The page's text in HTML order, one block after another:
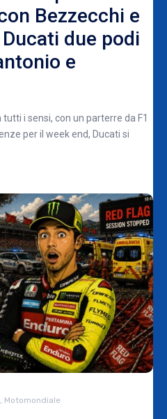
Bezzecchi e
due podi
e
i sensi, con un parterre da F1
per il week end, Ducati si
Motomondiale